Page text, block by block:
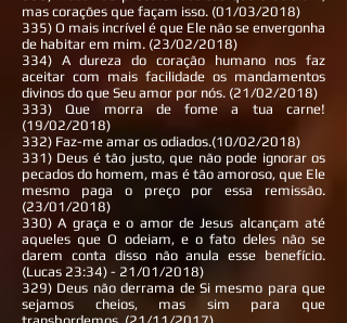
mas corações que façam isso. (01/03/2018)
335) O mais incrível é que Ele não se envergonha
de habitar em mim. (23/02/2018)
334) A dureza do coração humano nos faz
aceitar com mais facilidade os mandamentos
divinos do que Seu amor por nós. (21/02/2018)
333) Que morra de fome a tua carne!
(19/02/2018)
332) Faz-me amar os odiados.(10/02/2018)
331) Deus é tão justo, que não pode ignorar os
pecados do homem, mas é tão amoroso, que Ele
mesmo paga o preço por essa remissão.
(23/01/2018)
330) A graça e o amor de Jesus alcançam até
aqueles que O odeiam, e o fato deles não se
darem conta disso não anula esse benefício.
(Lucas 23:34) - 21/01/2018)
329) Deus não derrama de Si mesmo para que
sejamos cheios, mas sim para que